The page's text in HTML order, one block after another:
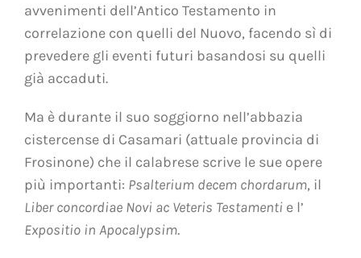
avvenimenti dell’Antico Testamento in
correlazione con quelli del Nuovo, facendo sì di
prevedere gli eventi futuri basandosi su quelli
già accaduti.
Ma è durante il suo soggiorno nell’abbazia
cistercense di Casamari (attuale provincia di
Frosinone) che il calabrese scrive le sue opere
più importanti: Psalterium decem chordarum, il
Liber concordiae Novi ac Veteris Testamentie l’
Expositio in Apocalypsim.